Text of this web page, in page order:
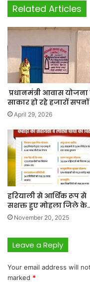
Related Articles
प्रधानमंत्री आवास
साकार हो रहे हजारों
April 29, 2026
हरियाली से आर्थिक रूप से
सशक्त हुए मोहला जिले
November 20, 2025
Leave a Reply
Your email address will
marked *